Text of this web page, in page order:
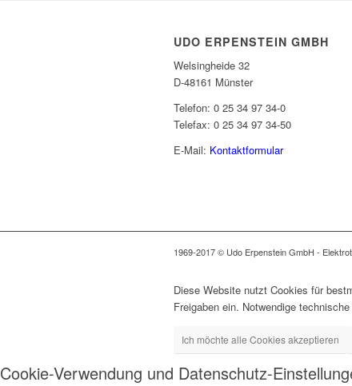
UDO ERPENSTEIN GMBH
Welsingheide 32
D-48161 Münster
Telefon: 0 25 34 97 34-0
Telefax: 0 25 34 97 34-50
E-Mail: Kontaktformular
1969-2017 © Udo Erpenstein GmbH -
Diese Website nutzt Cookies für
Freigaben ein. Notwendige
Ich möchte alle Cookies akzeptieren
Cookie-Verwendung und Datenschutz-